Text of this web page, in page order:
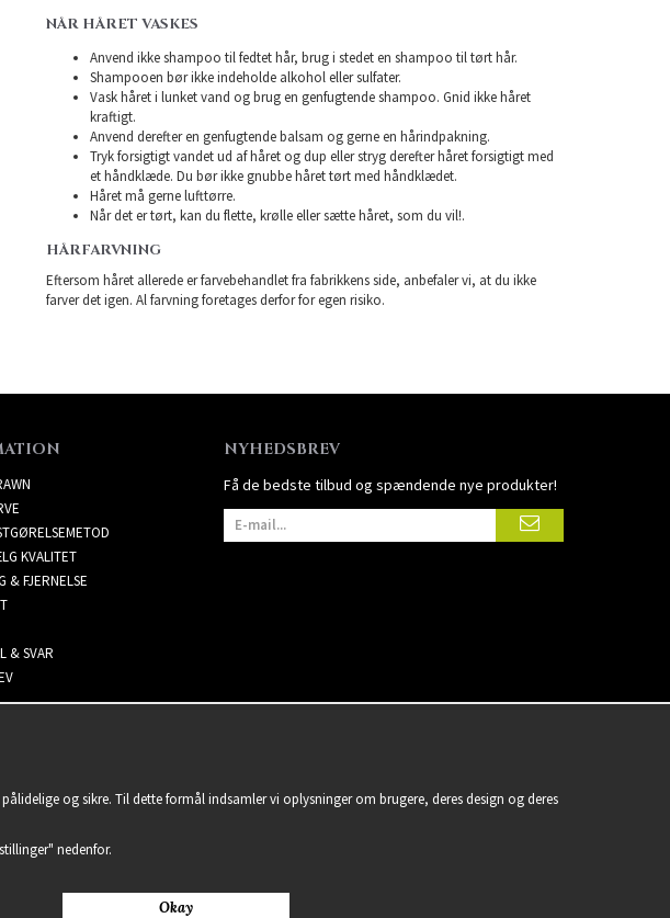
NÅR HÅRET VASKES
Anvend ikke shampoo til fedtet hår, brug i stedet en shampoo til tørt hår.
Shampooen bør ikke indeholde alkohol eller sulfater.
Vask håret i lunket vand og brug en genfugtende shampoo. Gnid ikke håret
kraftigt.
Anvend derefter en genfugtende balsam og gerne en hårindpakning.
Tryk forsigtigt vandet ud af håret og dup eller stryg derefter håret forsigtigt med
et håndklæde. Du bør ikke gnubbe håret tørt med håndklædet.
Håret må gerne lufttørre.
Når det er tørt, kan du flette, krølle eller sætte håret, som du vil!.
HÅRFARVNING
Eftersom håret allerede er farvebehandlet fra fabrikkens side, anbefaler vi, at du ikke
farver det igen. Al farvning foretages derfor for egen risiko.
KVALITET
& FJERNELSE
& SVAR
NYHEDSBREV
Få de bedste tilbud og spændende nye produkter!
og sikre. Til dette formål indsamler vi oplysninger om brugere, deres design og deres
nedenfor.
Okay